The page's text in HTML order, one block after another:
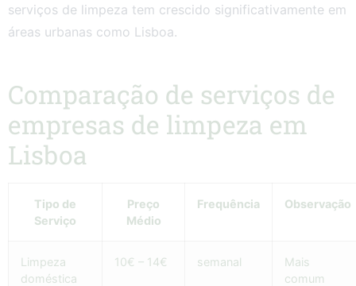
serviços de limpeza tem crescido significativamente em
áreas urbanas como Lisboa.
Comparação de serviços de
empresas de limpeza em
Lisboa
Tipo de
Serviço
Preço
Médio
Frequência Observação
Limpeza
doméstica
10€ – 14€ semanal
Mais
comum